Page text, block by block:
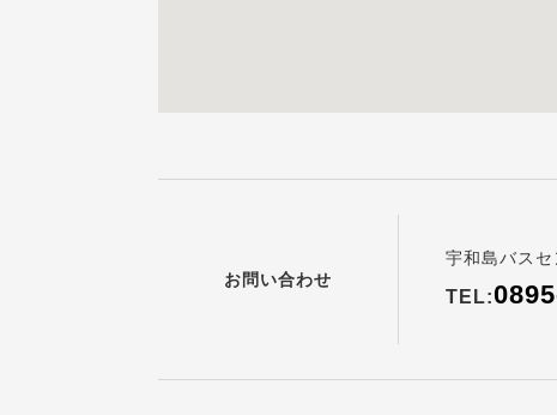
お問い合わせ
宇和島バスセ
TEL: